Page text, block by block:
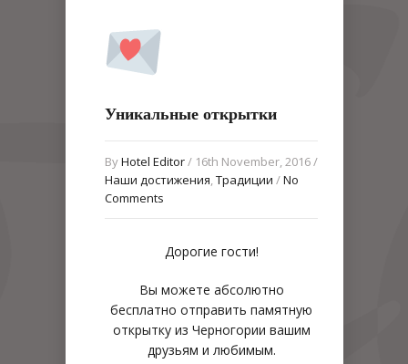
Уникальные открытки
ByHotel Editor/ 16th November, 2016 /
Наши достижения,Традиции /No
Comments
Дорогие гости!
Вы можете абсолютно
бесплатно отправить памятную
открытку из Черногории вашим
друзьям и любимым.